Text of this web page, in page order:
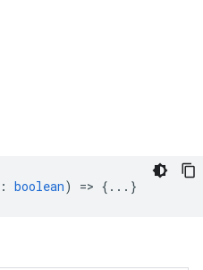
: boolean) => {...}